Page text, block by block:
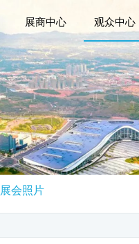
展商中心 观众中心
展会照片